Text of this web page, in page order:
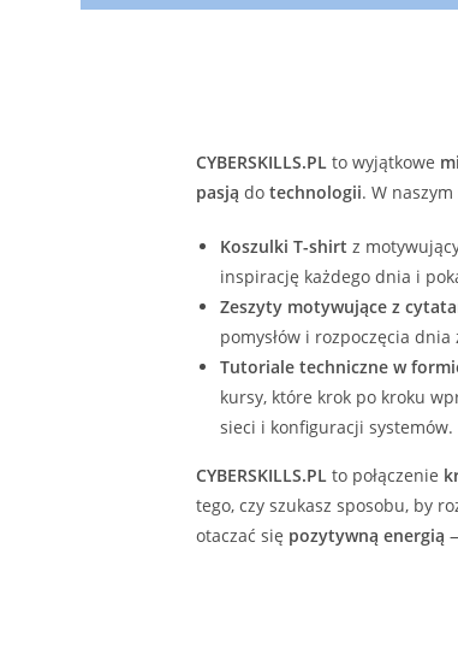
CYBERSKILLS.PLto wyjątkowe
pasją do technologii. W
Koszulki T-shirt z
inspirację każdego dnia i
Zeszyty motywujące z
pomysłów i rozpoczęcia
Tutoriale techniczne w
kursy, które krok po kroku
sieci i konfiguracji systemów.
CYBERSKILLS.PLto połączenie
tego, czy szukasz sposobu, by
otaczać się pozytywną energią